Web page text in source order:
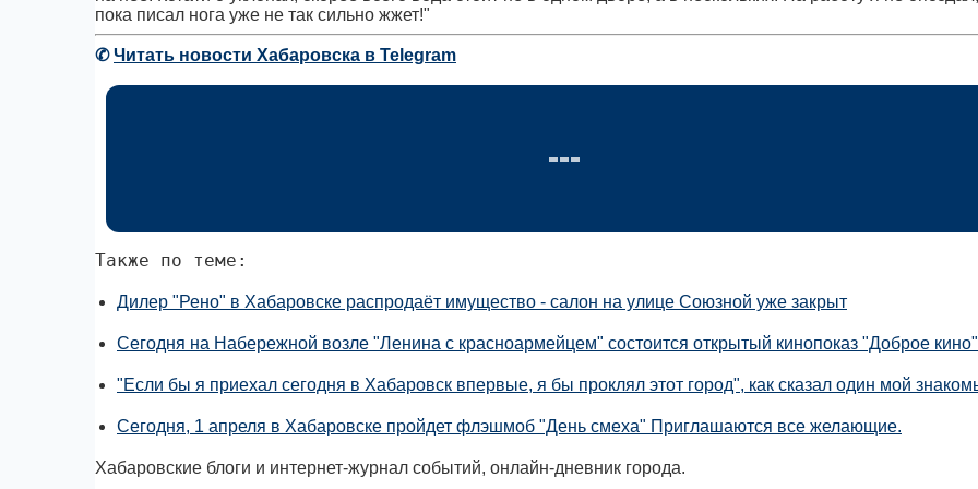
пока писал нога уже не так сильно жжет!"
✆Читать новости Хабаровска в Telegram
Также по теме:
Дилер "Рено" в Хабаровске распродаёт имущество - салон на улице Союзной уже закрыт
Сегодня на Набережной возле "Ленина с красноармейцем" состоится открытый кинопоказ "Доброе кино"
"Если бы я приехал сегодня в Хабаровск впервые, я бы проклял этот город", как сказал один мой
Сегодня, 1 апреля в Хабаровске пройдет флэшмоб "День смеха" Приглашаются все желающие.
Хабаровские блоги и интернет-журнал событий, онлайн-дневник города.